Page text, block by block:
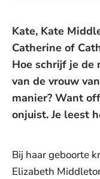
Kate, Kate
Catherine of
Hoe schrijf je de
van de vrouw
manier? Want
onjuist. Je leest
Bij haar geboorte
Elizabeth